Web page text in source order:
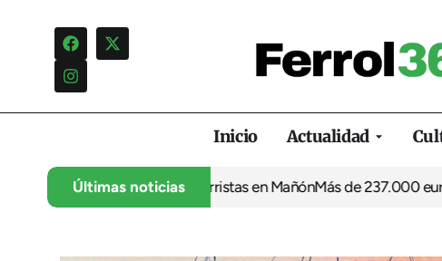
Inicio Actualidad
Últimas noticias
otro verano sin socorristas en MañónMás de 237.000 euros